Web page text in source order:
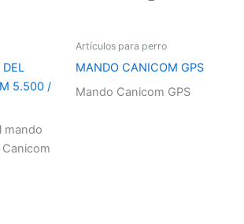
5.500 /
mando
Artículos para perro
MANDO CANICOM GPS
Mando Canicom GPS